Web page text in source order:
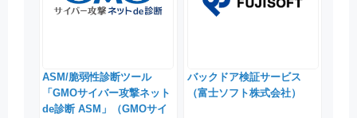
ASM/脆弱性診断ツール
「GMOサイバー攻撃ネット
de診断 ASM」（GMOサイ
バックドア検証サービス
（富士ソフト株式会社）